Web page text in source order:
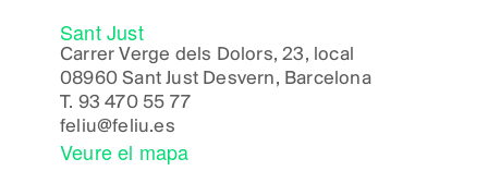
Sant Just
Carrer Verge dels Dolors, 23, local
08960 Sant Just Desvern, Barcelona
T. 93 470 55 77
feliu@feliu.es
Veure el mapa